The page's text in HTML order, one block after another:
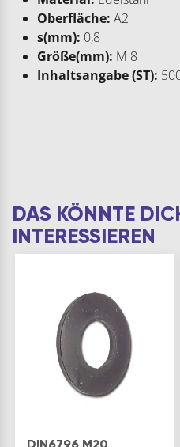
Oberfläche: A2
s(mm): 0,8
Größe(mm): M 8
Inhaltsangabe (ST):
DAS KÖNNTE
INTERESSIEREN